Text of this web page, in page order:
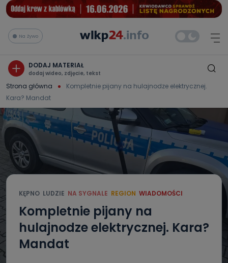
Na żywo
DODAJ MATERIAŁ
dodaj wideo, zdjęcie, tekst
Strona główna
Kompletnie pijany na hulajnodze elektrycznej.
Kara? Mandat
KĘPNO LUDZIE NA SYGNALE REGION WIADOMOŚCI
Kompletnie pijany na
hulajnodze elektrycznej. Kara?
Mandat